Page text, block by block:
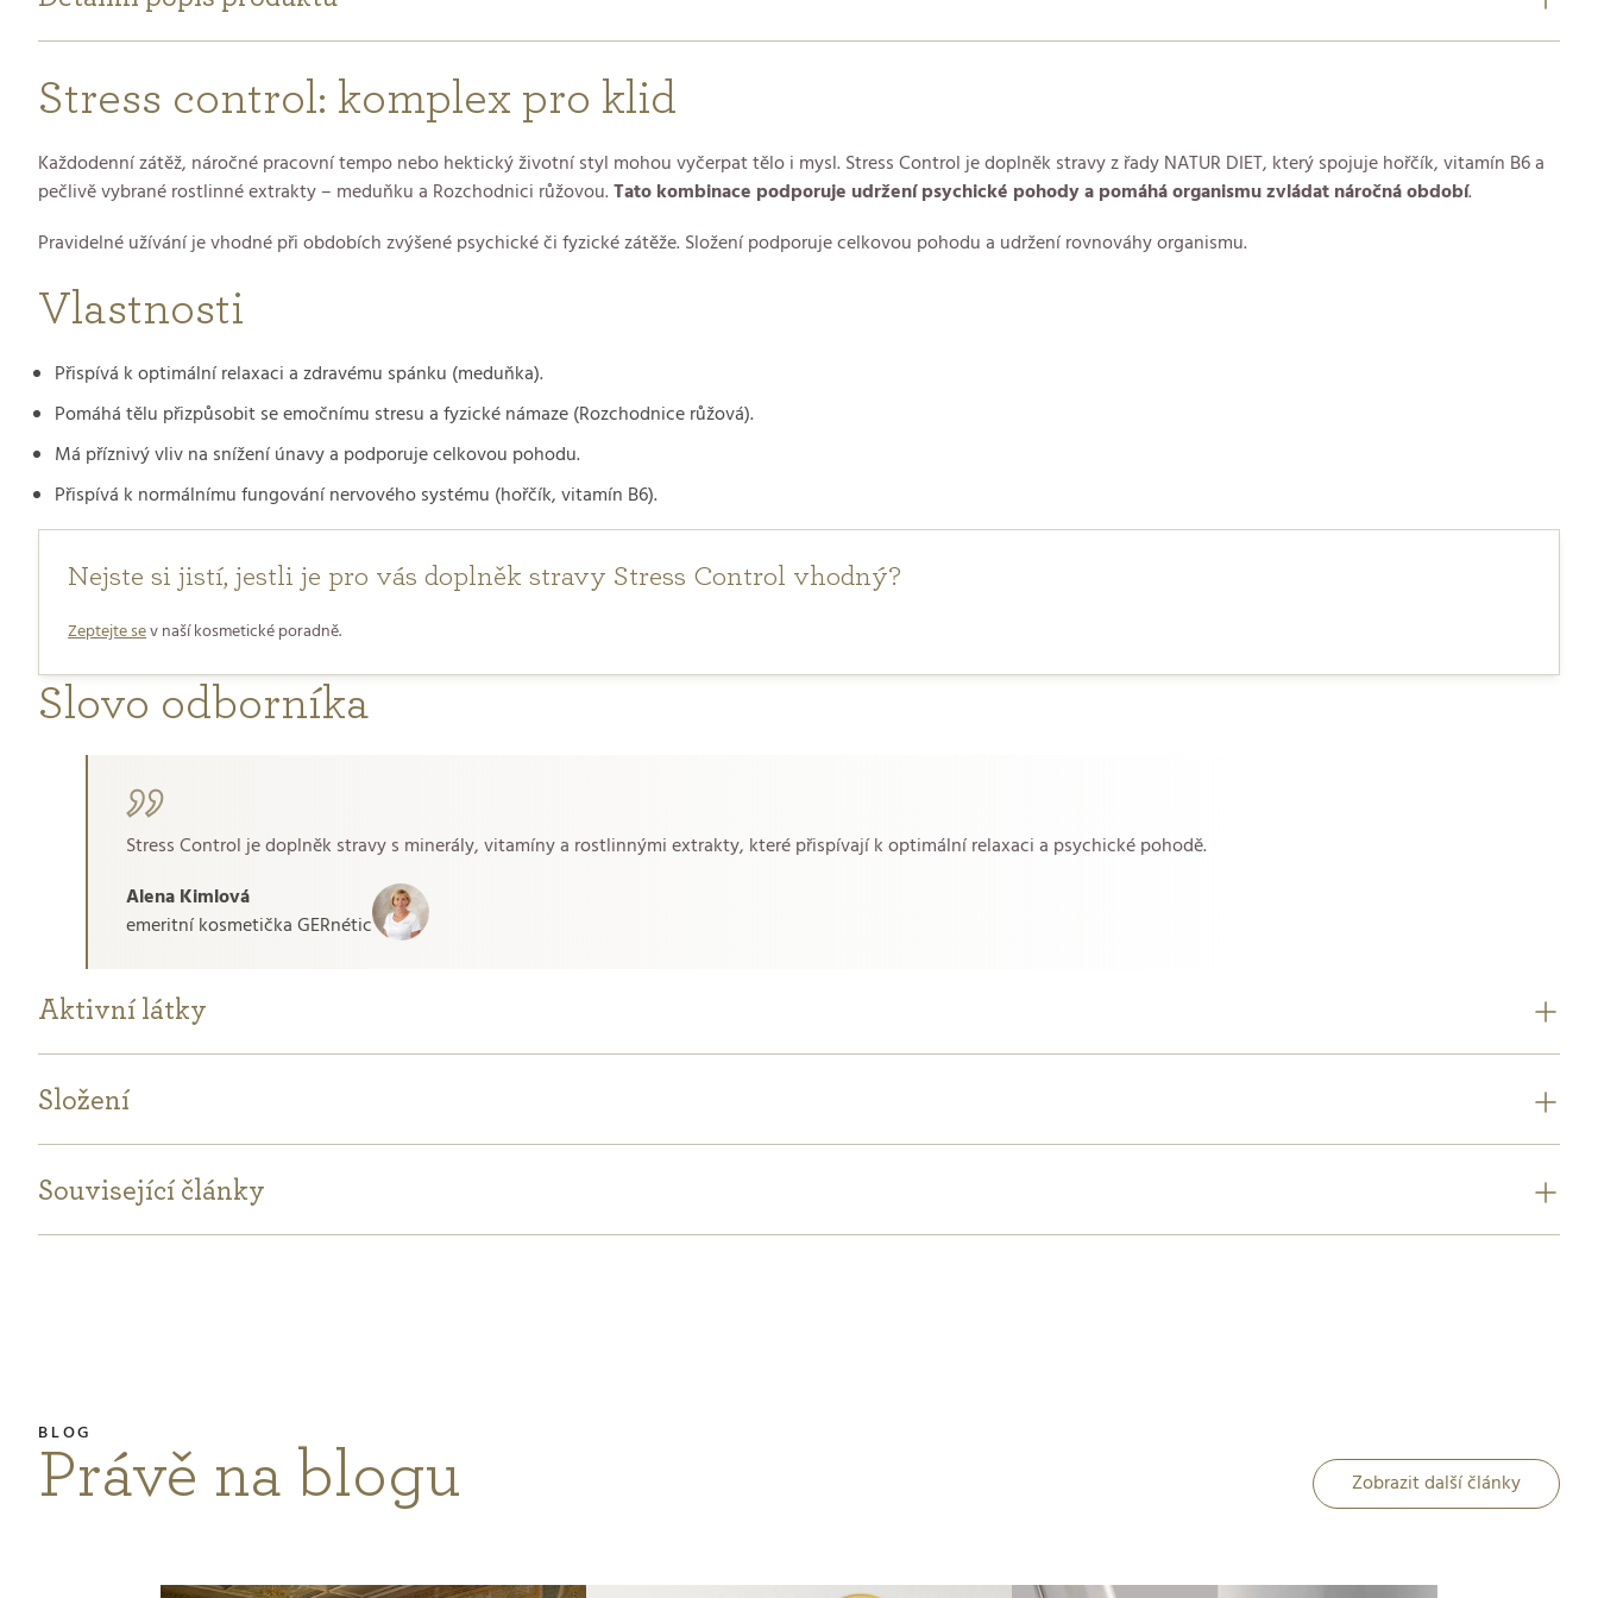
Stress control: komplex pro klid
Každodenní zátěž, náročné pracovní tempo nebo hektický životní styl mohou vyčerpat tělo i mysl. Stress Control je doplněk stravy z řady NATUR DIET, který spojuje hořčík, vitamín B6 a
pečlivě vybrané rostlinné extrakty – meduňku a Rozchodnici růžovou.Tato kombinace podporuje udržení psychické pohody a pomáhá organismu zvládat náročná období.
Pravidelné užívání je vhodné při obdobích zvýšené psychické či fyzické zátěže. Složení podporuje celkovou pohodu a udržení rovnováhy organismu.
Vlastnosti
Přispívá k optimální relaxaci a zdravému spánku (meduňka).
Pomáhá tělu přizpůsobit se emočnímu stresu a fyzické námaze (Rozchodnice růžová).
Má příznivý vliv na snížení únavy a podporuje celkovou pohodu.
Přispívá k normálnímu fungování nervového systému (hořčík, vitamín B6).
Nejste si jistí, jestli je pro vás doplněk stravy Stress Control vhodný?
Zeptejte sev naší kosmetické poradně.
Slovo odborníka
Stress Control je doplněk stravy s minerály, vitamíny a rostlinnými extrakty, které přispívají k optimální relaxaci a psychické pohodě.
Alena Kimlová
emeritní kosmetička GERnétic
Aktivní látky
Složení
Související články
Právě na blogu Zobrazit další články